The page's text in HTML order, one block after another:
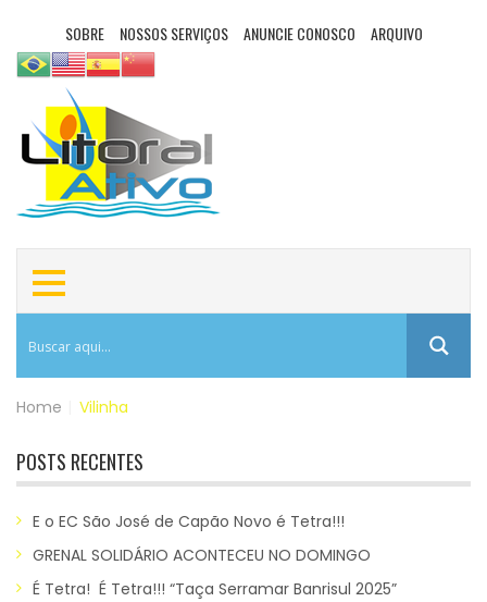
SOBRE NOSSOS SERVIÇOS ANUNCIE CONOSCO ARQUIVO
Home Vilinha
POSTS RECENTES
E o EC São José de Capão Novo é Tetra!!!
GRENAL SOLIDÁRIO ACONTECEU NO DOMINGO
É Tetra! É Tetra!!! “Taça Serramar Banrisul 2025”